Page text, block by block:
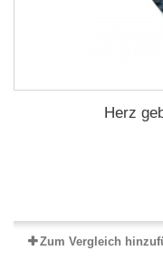
Herz
Zum Vergleich